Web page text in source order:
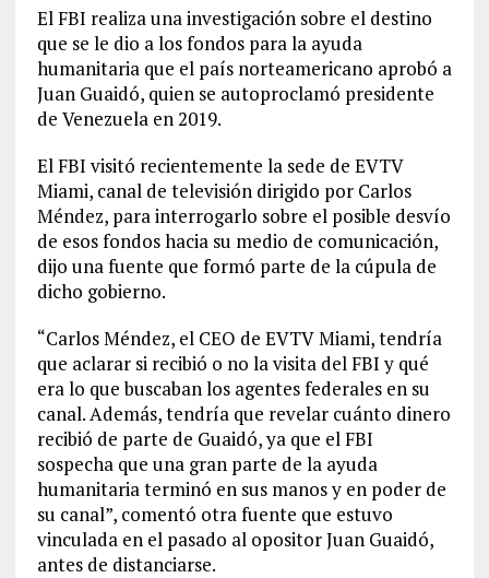
El FBI realiza una investigación sobre el destino
que se le dio a los fondos para la ayuda
humanitaria que el país norteamericano aprobó a
Juan Guaidó, quien se autoproclamó presidente
de Venezuela en 2019.
El FBI visitó recientemente la sede de EVTV
Miami, canal de televisión dirigido por Carlos
Méndez, para interrogarlo sobre el posible desvío
de esos fondos hacia su medio de comunicación,
dijo una fuente que formó parte de la cúpula de
dicho gobierno.
“Carlos Méndez, el CEO de EVTV Miami, tendría
que aclarar si recibió o no la visita del FBI y qué
era lo que buscaban los agentes federales en su
canal. Además, tendría que revelar cuánto dinero
recibió de parte de Guaidó, ya que el FBI
sospecha que una gran parte de la ayuda
humanitaria terminó en sus manos y en poder de
su canal”, comentó otra fuente que estuvo
vinculada en el pasado al opositor Juan Guaidó,
antes de distanciarse.